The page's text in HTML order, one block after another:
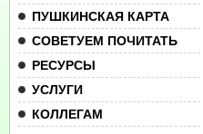
ПУШКИНСКАЯ КАРТА
СОВЕТУЕМ ПОЧИТАТЬ
РЕСУРСЫ
УСЛУГИ
КОЛЛЕГАМ